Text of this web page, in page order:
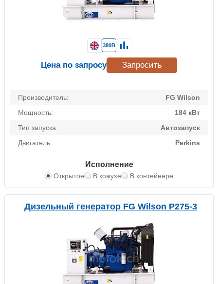
Производитель:
FG Wilson
Мощность:
184 кВт
Тип запуска:
Автозапуск
Двигатель:
Perkins
Исполнение
Открытое В кожухе В контейнере
380В
Цена по запросу Запросить
Дизельный генератор FG Wilson P275-3